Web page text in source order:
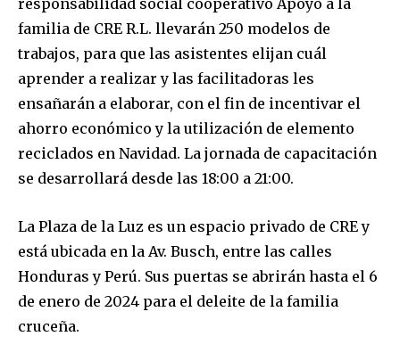
conversation.
or click the subscribe button below. Don't worry, we respect
your privacy and won't spam your inbox. Your information is
safe with us.
I've read and accept the Privacy Policy.
familia de CRE R.L. llevarán 250 modelos de
trabajos, para que las asistentes elijan cuál
aprender a realizar y las facilitadoras les
ensañarán a elaborar, con el fin de incentivar el
ahorro económico y la utilización de elemento
reciclados en Navidad. La jornada de capacitación
se desarrollará desde las 18:00 a 21:00.
La Plaza de la Luz es un espacio privado de CRE y
está ubicada en la Av. Busch, entre las calles
Honduras y Perú. Sus puertas se abrirán hasta el 6
de enero de 2024 para el deleite de la familia
cruceña.